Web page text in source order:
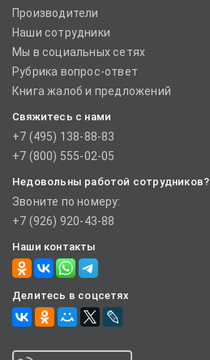
Производители
Наши сотрудники
Мы в социальных сетях
Рубрика вопрос-ответ
Книга жалоб и предложений
Свяжитесь с нами
+7 (495) 138-88-83
+7 (800) 555-02-05
Недовольны работой сотрудников?
Звоните по номеру:
+7 (926) 920-43-88
Наши контакты
Делитесь в соцсетях